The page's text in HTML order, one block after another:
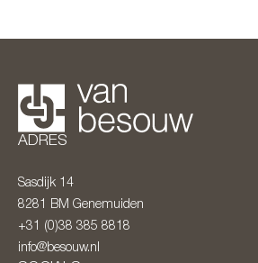
ADRES
Sasdijk 14
8281 BM Genemuiden
+31 (0)38 385 8818
info@besouw.nl